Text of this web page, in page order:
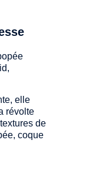
elle
révolte
de
coque